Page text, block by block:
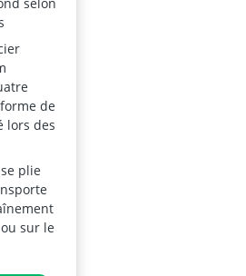
de
lors des
plie
sur le